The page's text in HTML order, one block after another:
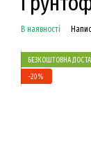
В наявності
БЕЗКОШТОВНА
−20%